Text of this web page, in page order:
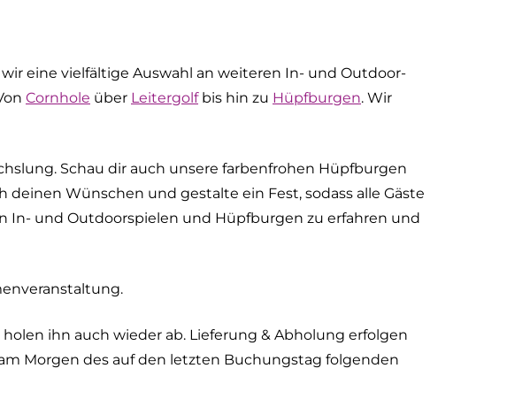
eine vielfältige Auswahl an weiteren In- und Outdoor-
Cornhole über Leitergolfbis hin zu Hüpfburgen. Wir
Schau dir auch unsere farbenfrohen Hüpfburgen
deinen Wünschen und gestalte ein Fest, sodass alle Gäste
In- und Outdoorspielen und Hüpfburgen zu erfahren und
ihn auch wieder ab. Lieferung & Abholung erfolgen
Morgen des auf den letzten Buchungstag folgenden